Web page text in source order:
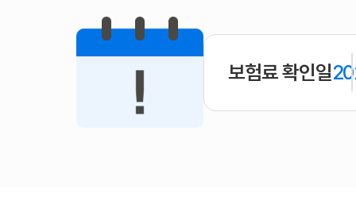
보험료 확인일